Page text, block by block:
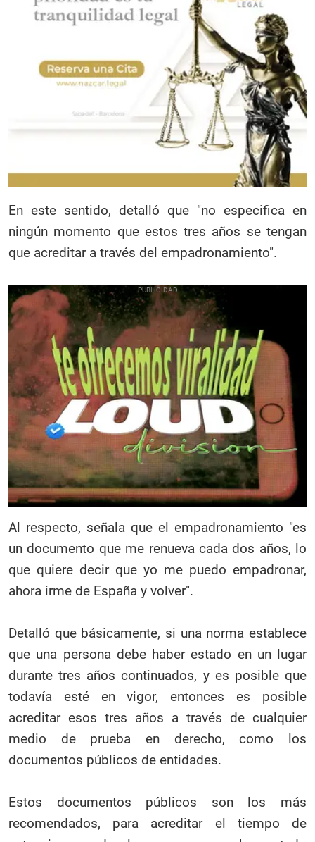
En este sentido, detalló que "no especifica en
ningún momento que estos tres años se tengan
que acreditar a través del empadronamiento".
Al respecto, señala que el empadronamiento "es
un documento que me renueva cada dos años, lo
que quiere decir que yo me puedo empadronar,
ahora irme de España y volver".
Detalló que básicamente, si una norma establece
que una persona debe haber estado en un lugar
durante tres años continuados, y es posible que
todavía esté en vigor, entonces es posible
acreditar esos tres años a través de cualquier
medio de prueba en derecho, como los
documentos públicos de entidades.
Estos documentos públicos son los más
recomendados, para acreditar el tiempo de